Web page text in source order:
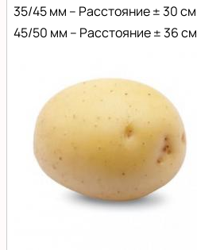
35/45 мм – Расстояние ± 30 см
45/50 мм – Расстояние ± 36 см